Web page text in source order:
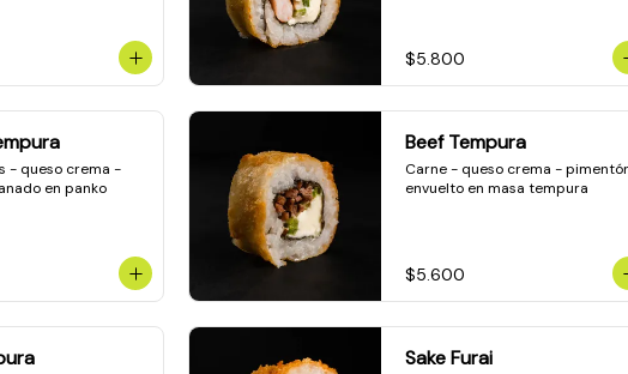
$5.800
- queso crema -
en panko
Beef Tempura
Carne - queso crema -
envuelto en masa tempura
$5.600
Sake Furai